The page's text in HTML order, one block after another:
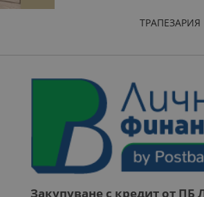
ТРАПЕЗАРИЯ
Закупуване с кредит от